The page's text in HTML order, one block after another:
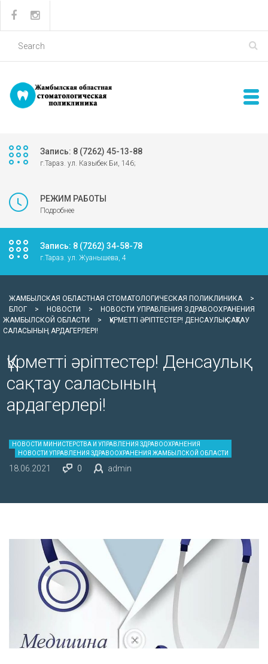
Запись: 8 (7262) 45-13-88
г.Тараз. ул. Казыбек Би, 146;
РЕЖИМ РАБОТЫ
Подробнее
Запись: 8 (7262) 34-58-78
г.Тараз. ул. Жуанышева, 4
ЖАМБЫЛСКАЯ ОБЛАСТНАЯ СТОМАТОЛОГИЧЕСКАЯ ПОЛИКЛИНИКА
>
БЛОГ
> НОВОСТИ >
НОВОСТИ УПРАВЛЕНИЯ ЗДРАВООХРАНЕНИЯ
ЖАМБЫЛСКОЙ ОБЛАСТИ
>
ҚҰРМЕТТІ ӘРІПТЕСТЕР! ДЕНСАУЛЫҚ САҚТАУ
САЛАСЫНЫҢ АРДАГЕРЛЕРІ!
Құрметті әріптестер! Денсаулық
сақтау саласының
ардагерлері!
НОВОСТИ МИНИСТЕРСТВА И УПРАВЛЕНИЯ ЗДРАВООХРАНЕНИЯ
НОВОСТИ УПРАВЛЕНИЯ ЗДРАВООХРАНЕНИЯ ЖАМБЫЛСКОЙ ОБЛАСТИ
18.06.2021 0 admin